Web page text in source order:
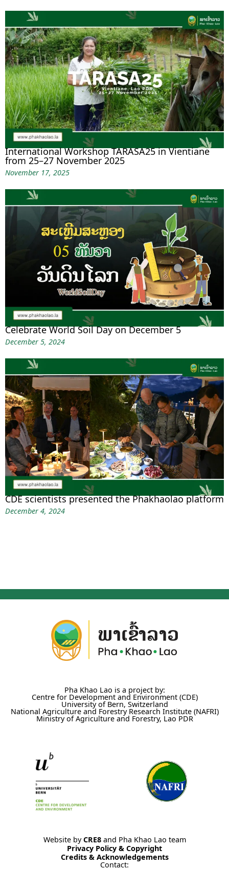
International Workshop TARASA25 in Vientiane
from 25–27 November 2025
November 17, 2025
Celebrate World Soil Day on December 5
December 5, 2024
CDE scientists presented the Phakhaolao platform
December 4, 2024
Pha Khao Lao is a project by:
Centre for Development and Environment (CDE)
University of Bern, Switzerland
National Agriculture and Forestry Research Institute (NAFRI)
Ministry of Agriculture and Forestry, Lao PDR
Website byCRE8and Pha Khao Lao team
Privacy Policy & Copyright
Credits & Acknowledgements
Contact: